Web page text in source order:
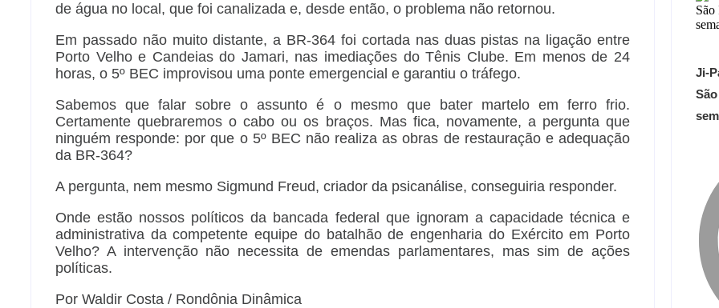
de água no local, que foi canalizada e, desde então, o problema não retornou.
Em passado não muito distante, a BR-364 foi cortada nas duas pistas na ligação entre
Porto Velho e Candeias do Jamari, nas imediações do Tênis Clube. Em menos de 24
horas, o 5º BEC improvisou uma ponte emergencial e garantiu o tráfego.
Sabemos que falar sobre o assunto é o mesmo que bater martelo em ferro frio.
Certamente quebraremos o cabo ou os braços. Mas fica, novamente, a pergunta que
ninguém responde: por que o 5º BEC não realiza as obras de restauração e adequação
da BR-364?
A pergunta, nem mesmo Sigmund Freud, criador da psicanálise, conseguiria responder.
Onde estão nossos políticos da bancada federal que ignoram a capacidade técnica e
administrativa da competente equipe do batalhão de engenharia do Exército em Porto
Velho? A intervenção não necessita de emendas parlamentares, mas sim de ações
políticas.
Por Waldir Costa / Rondônia Dinâmica
Ji-